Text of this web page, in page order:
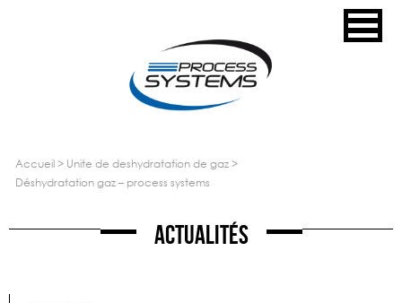
accueil> unite de deshydratation de gaz>
déshydratation gaz – process systems
Actualités